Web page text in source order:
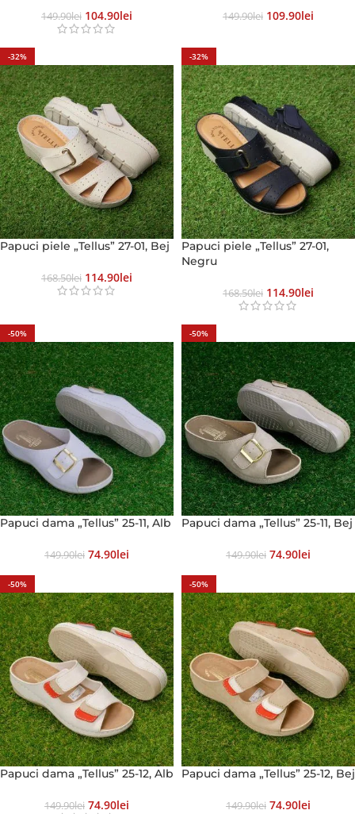
149.90Lei 104.90Lei 149.90Lei 109.90Lei
-32%
Papuci piele „Tellus” 27-01, Bej
168.50Lei 114.90Lei
-32%
Papuci piele „Tellus” 27-01,
Negru
168.50Lei 114.90Lei
-50%
Papuci dama „Tellus” 25-11, Alb
149.90Lei 74.90Lei
-50%
Papuci dama „Tellus” 25-11, Bej
149.90Lei 74.90Lei
-50%
Papuci dama „Tellus” 25-12, Alb
149.90Lei 74.90Lei
-50%
Papuci dama „Tellus” 25-12, Bej
149.90Lei 74.90Lei